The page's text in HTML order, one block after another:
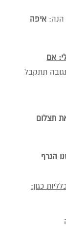
הנה: איפה
אם
תתקבל
תצלום
הגרף
כגון: